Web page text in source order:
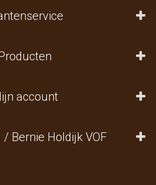
Producten
account
Bernie Holdijk VOF